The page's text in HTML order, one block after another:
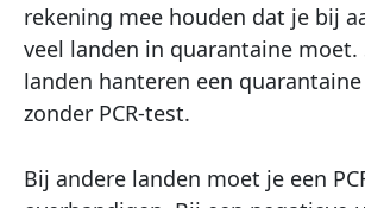
rekening mee houden dat je bij
veel landen in quarantaine moet.
landen hanteren een
zonder PCR-test.
Bij andere landen moet je een